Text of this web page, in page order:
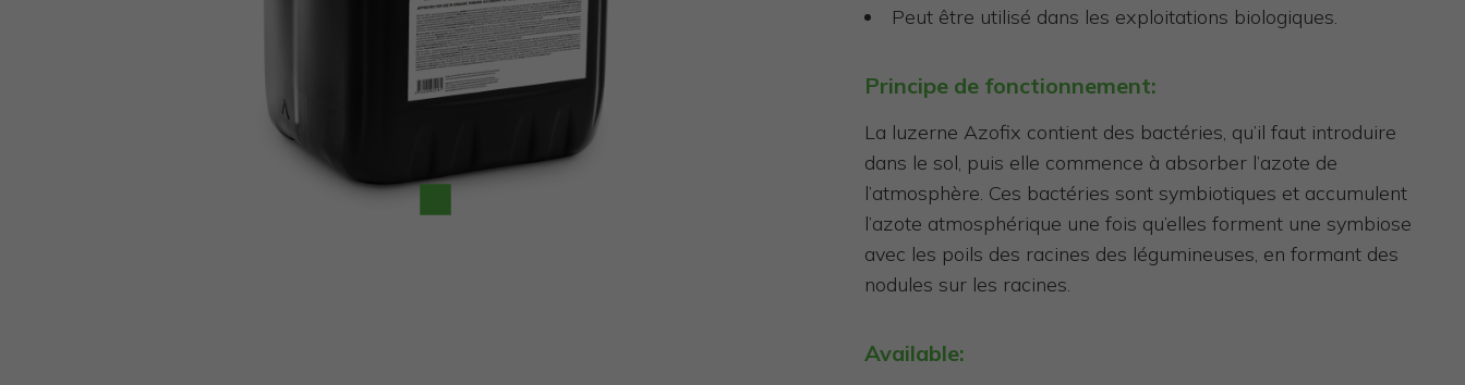
Peut être utilisé dans les exploitations biologiques.
Principe de fonctionnement:
La luzerne Azofix contient des bactéries, qu’il faut introduire
dans le sol, puis elle commence à absorber l’azote de
l’atmosphère. Ces bactéries sont symbiotiques et accumulent
l’azote atmosphérique une fois qu’elles forment une symbiose
avec les poils des racines des légumineuses, en formant des
nodules sur les racines.
Available: